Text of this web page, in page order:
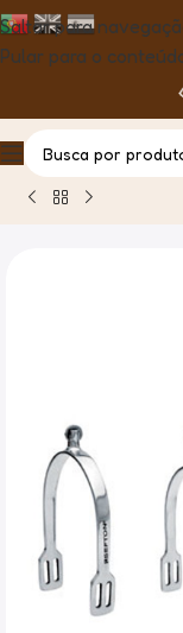
Saltar para
Pular para o
Casa Produto